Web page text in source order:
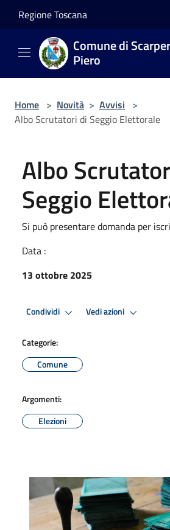
Regione Toscana
Comune di
Piero
Home > Novità > Avvisi >
Albo Scrutatori di Seggio Elettorale
Albo
Seggio
Si può presentare domanda per
Data :
13 ottobre 2025
Condividi Vedi azioni
Categorie:
Comune
Argomenti:
Elezioni